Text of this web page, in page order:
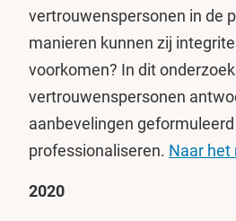
vertrouwenspersonen in de
manieren kunnen zij
voorkomen? In dit
vertrouwenspersonen
aanbevelingen
professionaliseren. Naar het
2020